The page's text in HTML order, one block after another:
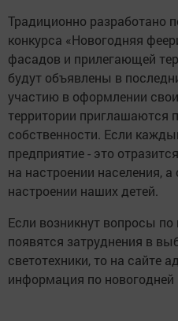
Традиционно разработано
конкурса «Новогодняя
фасадов и прилегающей
будут объявлены в
участию в оформлении
территории приглашаются
собственности. Если
предприятие - это
на настроении населения, а
настроении наших детей.
Если возникнут вопросы
появятся затруднения в
светотехники, то на сайте
информация по